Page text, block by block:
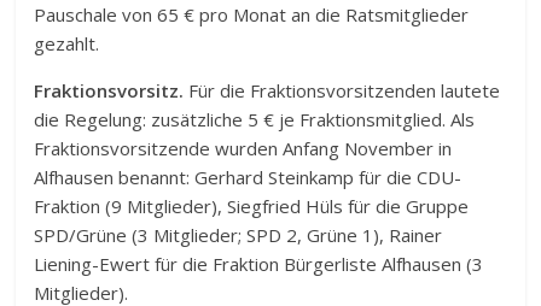
Pauschale von 65 € pro Monat an die Ratsmitglieder
gezahlt.
Fraktionsvorsitz. Für die Fraktionsvorsitzenden lautete
die Regelung: zusätzliche 5 € je Fraktionsmitglied. Als
Fraktionsvorsitzende wurden Anfang November in
Alfhausen benannt: Gerhard Steinkamp für die CDU-
Fraktion (9 Mitglieder), Siegfried Hüls für die Gruppe
SPD/Grüne (3 Mitglieder; SPD 2, Grüne 1), Rainer
Liening-Ewert für die Fraktion Bürgerliste Alfhausen (3
Mitglieder).